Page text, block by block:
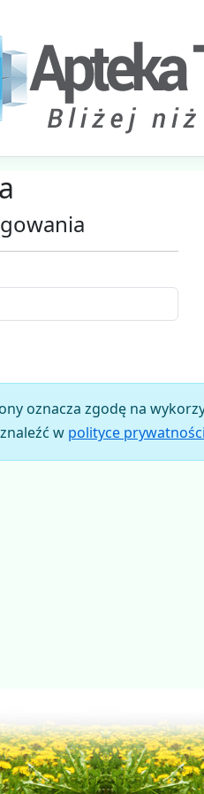
oznacza zgodę na
w polityce prywatności